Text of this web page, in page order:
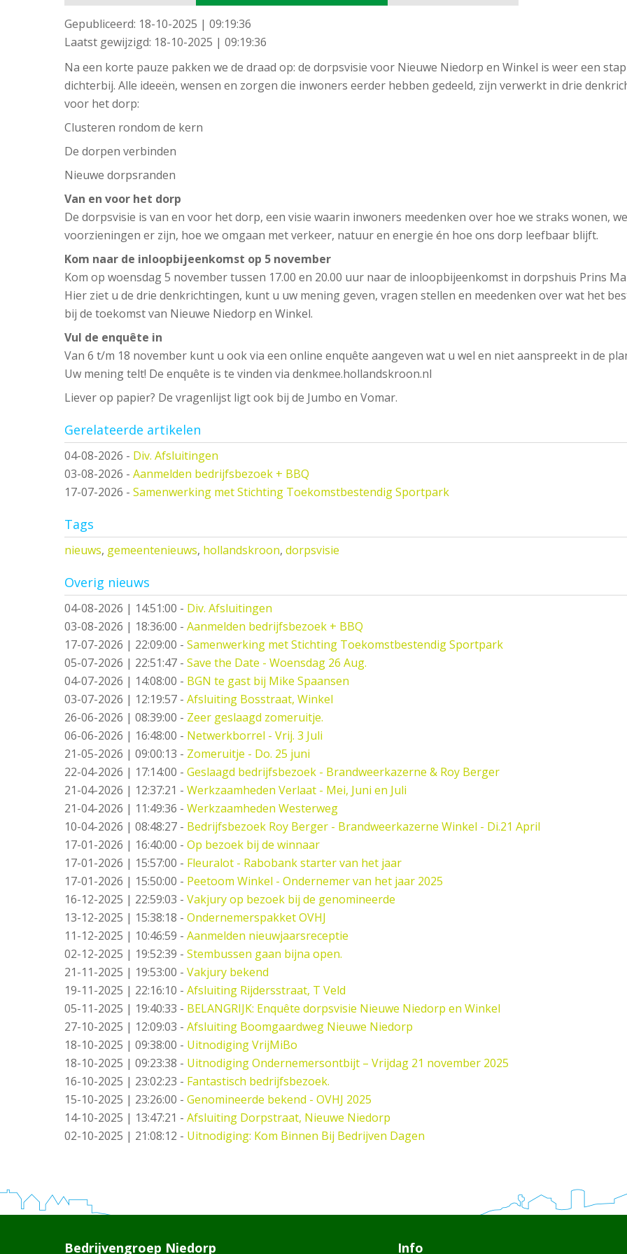
Gepubliceerd: 18-10-2025 | 09:19:36
Laatst gewijzigd: 18-10-2025 | 09:19:36
Na een korte pauze pakken we de draad op: de dorpsvisie voor Nieuwe Niedorp en Winkel is weer een stap
dichterbij. Alle ideeën, wensen en zorgen die inwoners eerder hebben gedeeld, zijn verwerkt in drie
voor het dorp:
Clusteren rondom de kern
De dorpen verbinden
Nieuwe dorpsranden
Van en voor het dorp
De dorpsvisie is van en voor het dorp, een visie waarin inwoners meedenken over hoe we straks wonen,
voorzieningen er zijn, hoe we omgaan met verkeer, natuur en energie én hoe ons dorp leefbaar blijft.
Kom naar de inloopbijeenkomst op 5 november
Kom op woensdag 5 november tussen 17.00 en 20.00 uur naar de inloopbijeenkomst in dorpshuis Prins
Hier ziet u de drie denkrichtingen, kunt u uw mening geven, vragen stellen en meedenken over wat het
bij de toekomst van Nieuwe Niedorp en Winkel.
Vul de enquête in
Van 6 t/m 18 november kunt u ook via een online enquête aangeven wat u wel en niet aanspreekt in de
Uw mening telt! De enquête is te vinden via denkmee.hollandskroon.nl
Liever op papier? De vragenlijst ligt ook bij de Jumbo en Vomar.
Gerelateerde artikelen
04-08-2026 - Div. Afsluitingen
03-08-2026 - Aanmelden bedrijfsbezoek + BBQ
17-07-2026 - Samenwerking met Stichting Toekomstbestendig Sportpark
Tags
nieuws, gemeentenieuws, hollandskroon, dorpsvisie
Overig nieuws
04-08-2026 | 14:51:00 - Div. Afsluitingen
03-08-2026 | 18:36:00 - Aanmelden bedrijfsbezoek + BBQ
17-07-2026 | 22:09:00 - Samenwerking met Stichting Toekomstbestendig Sportpark
05-07-2026 | 22:51:47 - Save the Date - Woensdag 26 Aug.
04-07-2026 | 14:08:00 - BGN te gast bij Mike Spaansen
03-07-2026 | 12:19:57 - Afsluiting Bosstraat, Winkel
26-06-2026 | 08:39:00 - Zeer geslaagd zomeruitje.
06-06-2026 | 16:48:00 - Netwerkborrel - Vrij. 3 Juli
21-05-2026 | 09:00:13 - Zomeruitje - Do. 25 juni
22-04-2026 | 17:14:00 - Geslaagd bedrijfsbezoek - Brandweerkazerne & Roy Berger
21-04-2026 | 12:37:21 - Werkzaamheden Verlaat - Mei, Juni en Juli
21-04-2026 | 11:49:36 - Werkzaamheden Westerweg
10-04-2026 | 08:48:27 - Bedrijfsbezoek Roy Berger - Brandweerkazerne Winkel - Di.21 April
17-01-2026 | 16:40:00 - Op bezoek bij de winnaar
17-01-2026 | 15:57:00 - Fleuralot - Rabobank starter van het jaar
17-01-2026 | 15:50:00 - Peetoom Winkel - Ondernemer van het jaar 2025
16-12-2025 | 22:59:03 - Vakjury op bezoek bij de genomineerde
13-12-2025 | 15:38:18 - Ondernemerspakket OVHJ
11-12-2025 | 10:46:59 - Aanmelden nieuwjaarsreceptie
02-12-2025 | 19:52:39 - Stembussen gaan bijna open.
21-11-2025 | 19:53:00 - Vakjury bekend
19-11-2025 | 22:16:10 - Afsluiting Rijdersstraat, T Veld
05-11-2025 | 19:40:33 - BELANGRIJK: Enquête dorpsvisie Nieuwe Niedorp en Winkel
27-10-2025 | 12:09:03 - Afsluiting Boomgaardweg Nieuwe Niedorp
18-10-2025 | 09:38:00 - Uitnodiging VrijMiBo
18-10-2025 | 09:23:38 - Uitnodiging Ondernemersontbijt – Vrijdag 21 november 2025
16-10-2025 | 23:02:23 - Fantastisch bedrijfsbezoek.
15-10-2025 | 23:26:00 - Genomineerde bekend - OVHJ 2025
14-10-2025 | 13:47:21 - Afsluiting Dorpstraat, Nieuwe Niedorp
02-10-2025 | 21:08:12 - Uitnodiging: Kom Binnen Bij Bedrijven Dagen
Bedrijvengroep Niedorp Info